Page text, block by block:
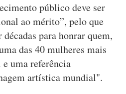
público deve ser
ao mérito”, pelo que
para honrar quem,
das 40 mulheres mais
uma referência
artística mundial".